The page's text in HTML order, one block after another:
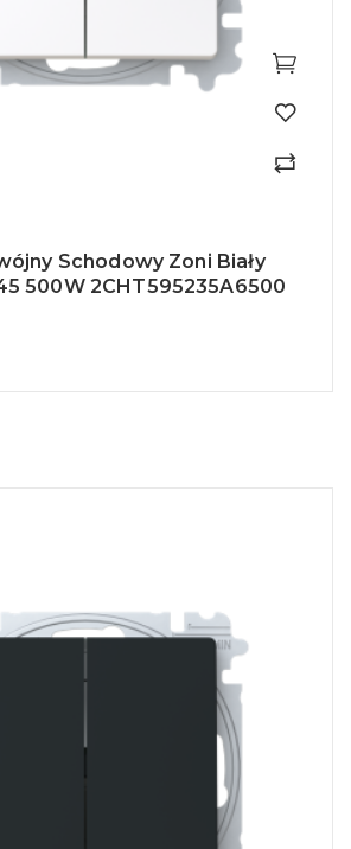
Schodowy Zoni Biały
500W 2CHT595235A6500